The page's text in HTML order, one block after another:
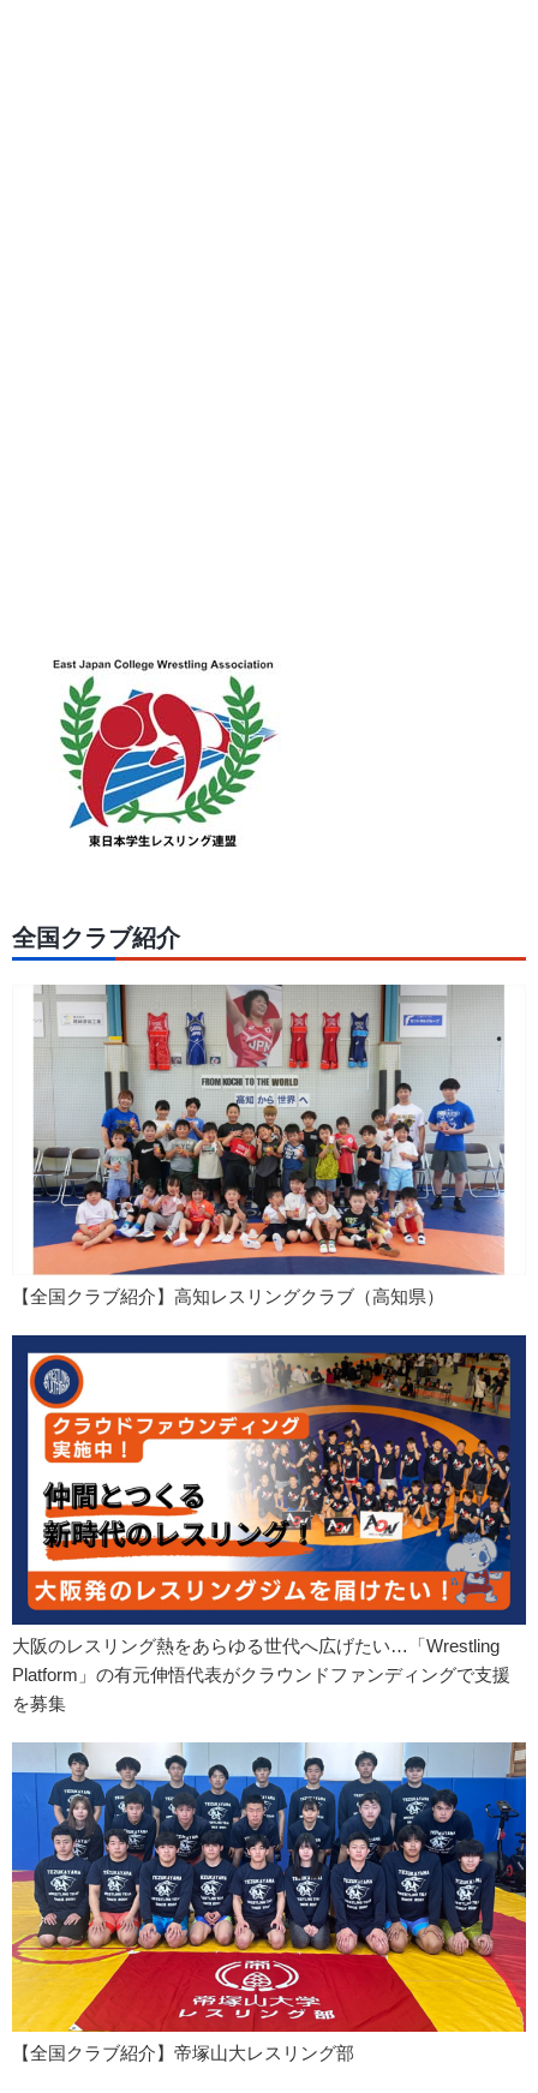
全国クラブ紹介
【全国クラブ紹介】高知レスリングクラブ（高知県）
大阪のレスリング熱をあらゆる世代へ広げたい…「Wrestling
Platform」の有元伸悟代表がクラウンドファンディングで支援
を募集
【全国クラブ紹介】帝塚山大レスリング部